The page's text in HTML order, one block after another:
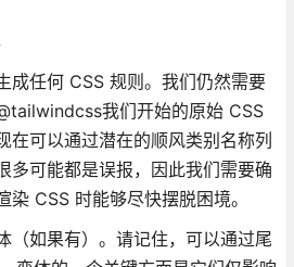
成任何 CSS 规则。我们仍然需要
我们开始的原始 CSS
在可以通过潜在的顺风类别名称列
多可能都是误报，因此我们需要确
CSS 时能够尽快摆脱困境。
（如果有）。请记住，可以通过尾